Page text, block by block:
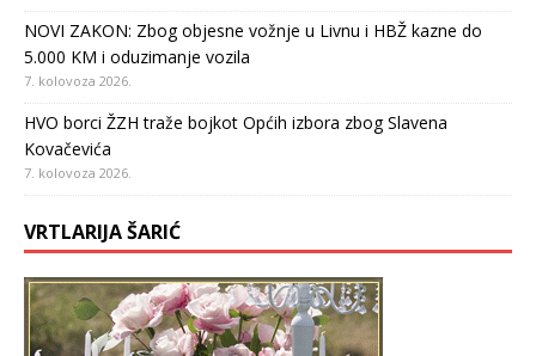
NOVI ZAKON: Zbog objesne vožnje u Livnu i HBŽ kazne do
5.000 KM i oduzimanje vozila
7. kolovoza 2026.
HVO borci ŽZH traže bojkot Općih izbora zbog Slavena
Kovačevića
7. kolovoza 2026.
VRTLARIJA ŠARIĆ